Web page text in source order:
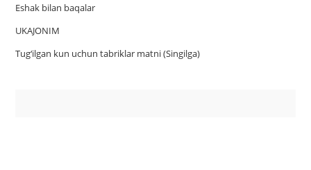
Eshak bilan baqalar
UKAJONIM
Tug‘ilgan kun uchun tabriklar matni (Singilga)